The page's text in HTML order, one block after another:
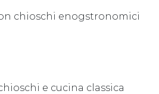
chioschi enogstronomici
e cucina classica